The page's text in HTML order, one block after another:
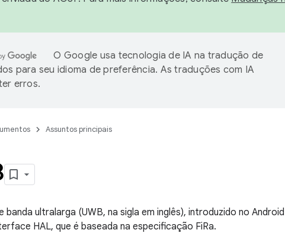
O Google usa tecnologia de IA na tradução de
para seu idioma de preferência. As traduções com IA
erros.
Assuntos principais
banda ultralarga (UWB, na sigla em inglês), introduzido no
HAL, que é baseada na especificação FiRa.